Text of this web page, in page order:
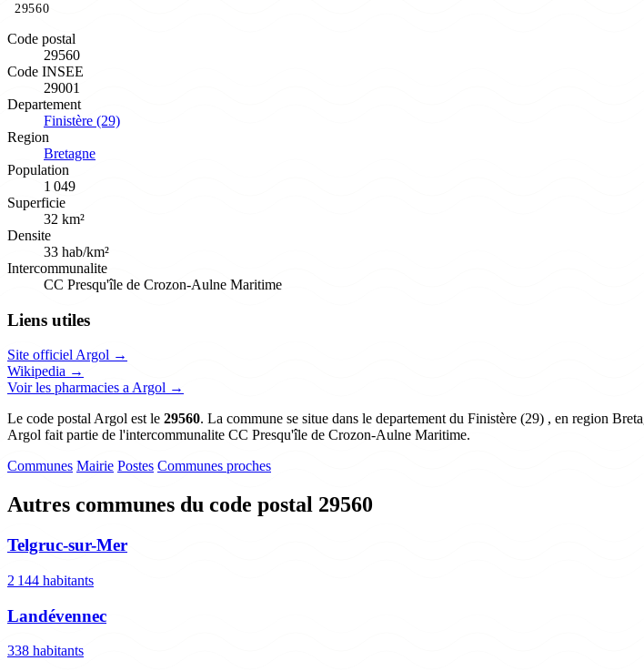
29560
Code postal
29560
Code INSEE
29001
Departement
Finistère (29)
Region
Bretagne
Population
1 049
Superficie
32 km²
Densite
33 hab/km²
Intercommunalite
CC Presqu'île de Crozon-Aulne Maritime
Liens utiles
Site officiel Argol →
Wikipedia →
Voir les pharmacies a Argol →
Le code postal Argol est le 29560. La commune se situe dans le departement du Finistère (29) , en region
Argol fait partie de l'intercommunalite CC Presqu'île de Crozon-Aulne Maritime.
Communes Mairie Postes Communes proches
Autres communes du code postal 29560
Telgruc-sur-Mer
2 144 habitants
Landévennec
338 habitants